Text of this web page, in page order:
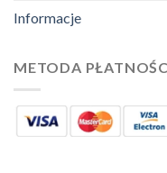
Informacje
METODA